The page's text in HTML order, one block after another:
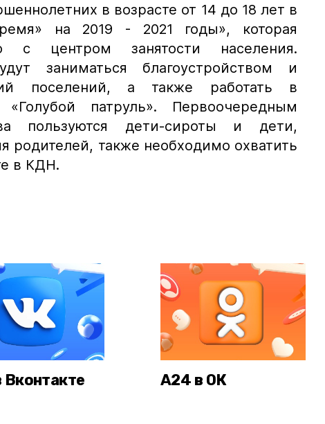
в возрасте от 14 до 18 лет в
на 2019 - 2021 годы», которая
с центром занятости населения.
заниматься благоустройством и
поселений, а также работать в
«Голубой патруль». Первоочередным
пользуются дети-сироты и дети,
родителей, также необходимо охватить
в КДН.
А24 в ОК